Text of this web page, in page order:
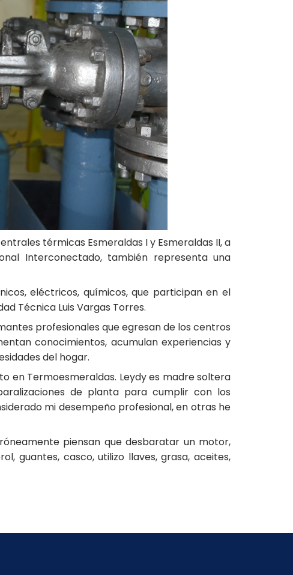
térmicas Esmeraldas I y Esmeraldas II, a
Interconectado, también representa una
eléctricos, químicos, que participan en el
Técnica Luis Vargas Torres.
profesionales que egresan de los centros
conocimientos, acumulan experiencias y
del hogar.
en Termoesmeraldas. Leydy es madre soltera
de planta para cumplir con los
mi desempeño profesional, en otras he
piensan que desbaratar un motor,
guantes, casco, utilizo llaves, grasa, aceites,